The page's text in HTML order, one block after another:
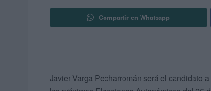
Compartir en Whatsapp
Javier Varga Pecharromán será el candidato